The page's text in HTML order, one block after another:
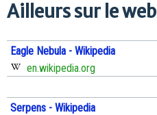
Ailleurs sur le web
Eagle Nebula - Wikipedia
en.wikipedia.org
Serpens - Wikipedia